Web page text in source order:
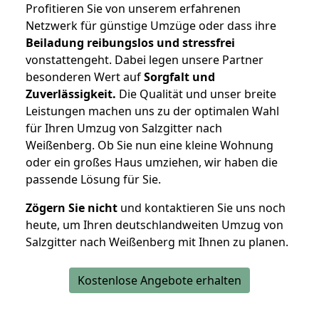
Profitieren Sie von unserem erfahrenen
Netzwerk für günstige Umzüge oder dass ihre
Beiladung reibungslos und stressfrei
vonstattengeht. Dabei legen unsere Partner
besonderen Wert aufSorgfalt und
Zuverlässigkeit. Die Qualität und unser breite
Leistungen machen uns zu der optimalen Wahl
für Ihren Umzug von Salzgitter nach
Weißenberg. Ob Sie nun eine kleine Wohnung
oder ein großes Haus umziehen, wir haben die
passende Lösung für Sie.
Zögern Sie nicht und kontaktieren Sie uns noch
heute, um Ihren deutschlandweiten Umzug von
Salzgitter nach Weißenberg mit Ihnen zu planen.
Kostenlose Angebote erhalten